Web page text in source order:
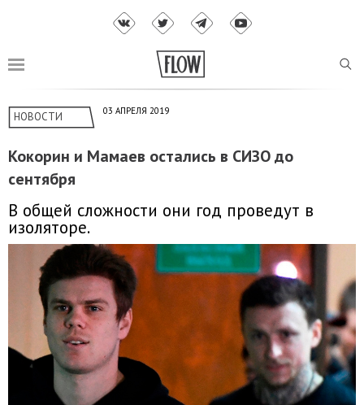
НОВОСТИ 03 АПРЕЛЯ 2019
Кокорин и Мамаев остались в СИЗО до
сентября
В общей сложности они год проведут в
изоляторе.